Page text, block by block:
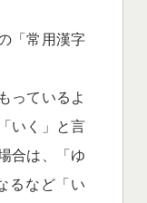
「常用漢字
っているよ
いく」と言
合は、「ゆ
るなど「い